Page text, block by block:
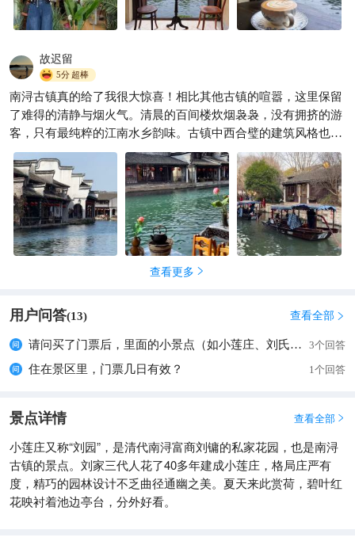
故迟留
5分超棒
南浔古镇真的给了我很大惊喜！相比其他古镇的喧嚣，这里保留
了难得的清静与烟火气。清晨的百间楼炊烟袅袅，没有拥挤的游
客，只有最纯粹的江南水乡韵味。古镇中西合璧的建筑风格也很
有特色，张石铭旧宅让人眼前一亮。漫步在湿润的石板路上，整
个人都变得松弛惬意，是真正能让人慢下来的好地方，强烈推
荐！
查看更多 
用户问答(13) 查看全部 
请问买了门票后，里面的小景点（如小莲庄、刘氏梯号）是直接刷身份证还是要先去进园大门那里取纸质门票的？ 3个回答
住在景区里，门票几日有效？ 1个回答
景点详情 查看全部 
小莲庄又称“刘园”，是清代南浔富商刘镛的私家花园，也是南浔
古镇的景点。刘家三代人花了40多年建成小莲庄，格局庄严有
度，精巧的园林设计不乏曲径通幽之美。夏天来此赏荷，碧叶红
花映衬着池边亭台，分外好看。